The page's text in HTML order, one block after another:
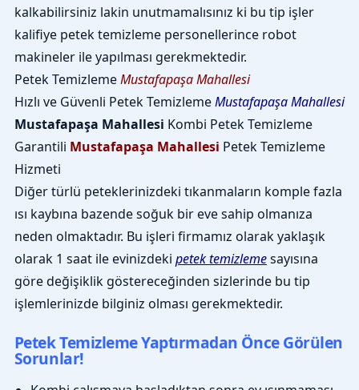
kalkabilirsiniz lakin unutmamalısınız ki bu tip işler
kalifiye petek temizleme personellerince robot
makineler ile yapılması gerekmektedir.
Petek TemizlemeMustafapaşa Mahallesi
Hızlı ve Güvenli Petek TemizlemeMustafapaşa Mahallesi
Mustafapaşa Mahallesi Kombi Petek Temizleme
Garantili Mustafapaşa Mahallesi Petek Temizleme
Hizmeti
Diğer türlü peteklerinizdeki tıkanmaların komple fazla
ısı kaybına bazende soğuk bir eve sahip olmanıza
neden olmaktadır. Bu işleri firmamız olarak yaklaşık
olarak 1 saat ile evinizdeki petek temizlemesayısına
göre değişiklik göstereceğinden sizlerinde bu tip
işlemlerinizde bilginiz olması gerekmektedir.
Petek Temizleme Yaptırmadan Önce Görülen
Sorunlar!